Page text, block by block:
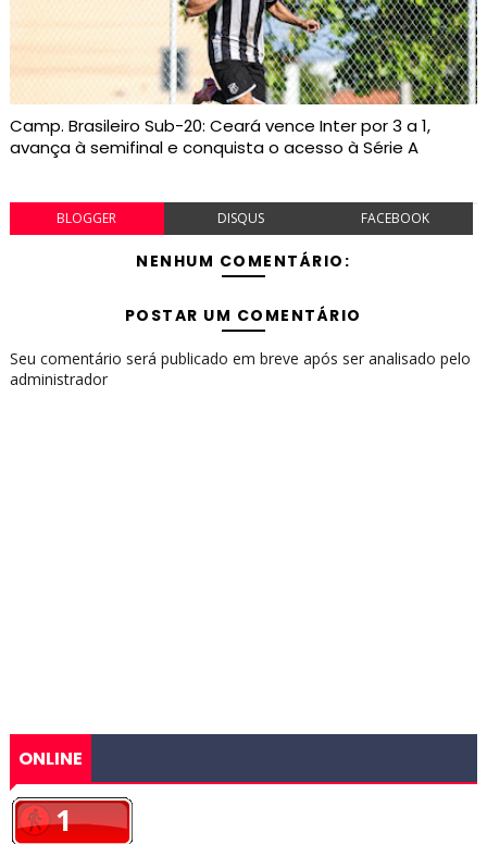
Camp. Brasileiro Sub-20: Ceará vence Inter por 3 a 1,
avança à semifinal e conquista o acesso à Série A
BLOGGER DISQUS FACEBOOK
NENHUM COMENTÁRIO:
POSTAR UM COMENTÁRIO
Seu comentário será publicado em breve após ser analisado pelo
administrador
ONLINE